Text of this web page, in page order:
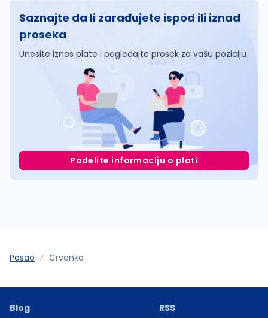
Saznajte da li zarađujete ispod ili iznad
proseka
Unesite iznos plate i pogledajte prosek za vašu poziciju
Podelite informaciju o plati
Posao Crvenka
Blog
RSS